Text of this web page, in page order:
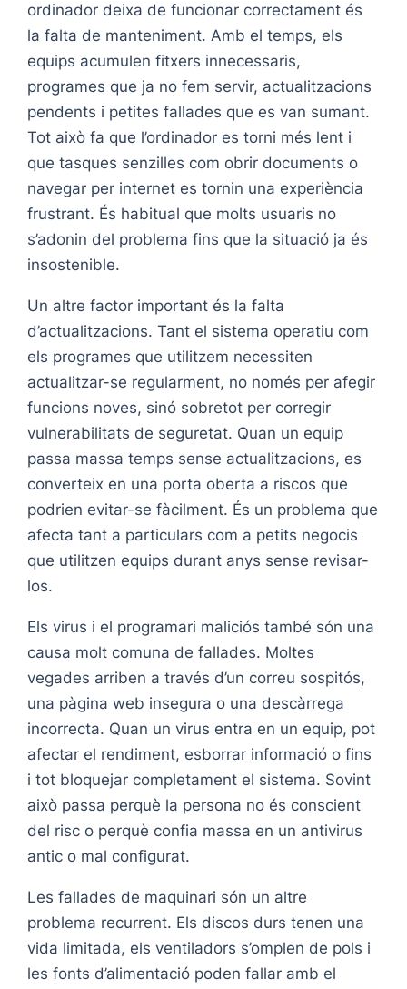
ordinador deixa de funcionar correctament és
la falta de manteniment. Amb el temps, els
equips acumulen fitxers innecessaris,
programes que ja no fem servir, actualitzacions
pendents i petites fallades que es van sumant.
Tot això fa que l’ordinador es torni més lent i
que tasques senzilles com obrir documents o
navegar per internet es tornin una experiència
frustrant. És habitual que molts usuaris no
s’adonin del problema fins que la situació ja és
insostenible.
Un altre factor important és la falta
d’actualitzacions. Tant el sistema operatiu com
els programes que utilitzem necessiten
actualitzar-se regularment, no només per afegir
funcions noves, sinó sobretot per corregir
vulnerabilitats de seguretat. Quan un equip
passa massa temps sense actualitzacions, es
converteix en una porta oberta a riscos que
podrien evitar-se fàcilment. És un problema que
afecta tant a particulars com a petits negocis
que utilitzen equips durant anys sense revisar-
los.
Els virus i el programari maliciós també són una
causa molt comuna de fallades. Moltes
vegades arriben a través d’un correu sospitós,
una pàgina web insegura o una descàrrega
incorrecta. Quan un virus entra en un equip, pot
afectar el rendiment, esborrar informació o fins
i tot bloquejar completament el sistema. Sovint
això passa perquè la persona no és conscient
del risc o perquè confia massa en un antivirus
antic o mal configurat.
Les fallades de maquinari són un altre
problema recurrent. Els discos durs tenen una
vida limitada, els ventiladors s’omplen de pols i
les fonts d’alimentació poden fallar amb el